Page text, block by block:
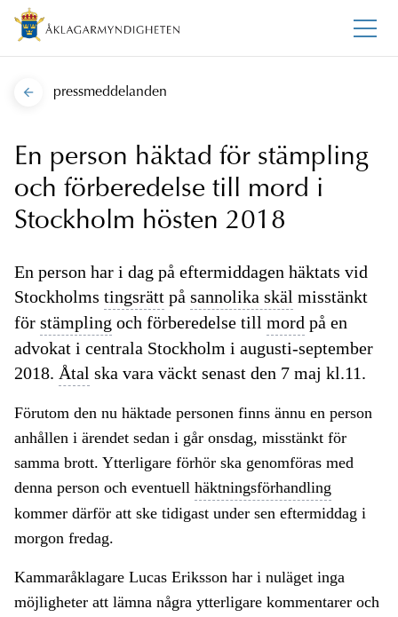
pressmeddelanden
En person häktad för stämpling
och förberedelse till mord i
Stockholm hösten 2018
En person har i dag på eftermiddagen häktats vid
Stockholms tingsrätt på sannolika skäl misstänkt
för stämpling och förberedelse till mord på en
advokat i centrala Stockholm i augusti-september
2018. Åtal ska vara väckt senast den 7 maj kl.11.
Förutom den nu häktade personen finns ännu en person
anhållen i ärendet sedan i går onsdag, misstänkt för
samma brott. Ytterligare förhör ska genomföras med
denna person och eventuell häktningsförhandling
kommer därför att ske tidigast under sen eftermiddag i
morgon fredag.
Kammaråklagare Lucas Eriksson har i nuläget inga
möjligheter att lämna några ytterligare kommentarer och